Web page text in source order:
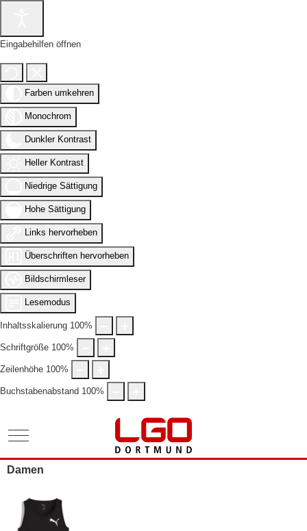
Eingabehilfen öffnen
Farben umkehren
Monochrom
Dunkler Kontrast
Heller Kontrast
Niedrige Sättigung
Hohe Sättigung
Links hervorheben
Überschriften hervorheben
Bildschirmleser
Lesemodus
Inhaltsskalierung 100%
Schriftgröße 100%
Zeilenhöhe 100%
Buchstabenabstand 100%
Mobile Menu Toggle
Damen